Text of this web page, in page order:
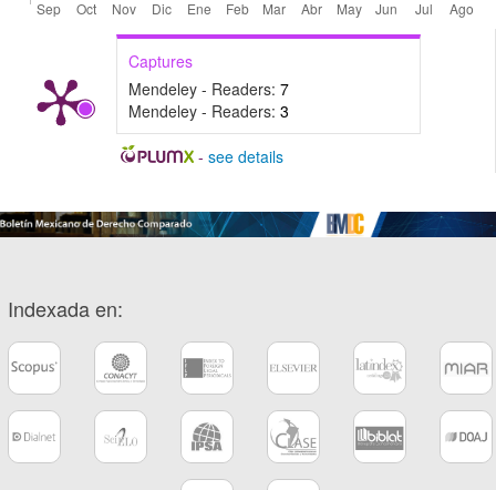
Captures
Mendeley - Readers: 7
Mendeley - Readers: 3
- see details
Indexada en: